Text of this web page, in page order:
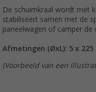
De schuimkraal wordt met
stabiliseert samen met de
paneelwagen of camper de
Afmetingen (ØxL): 5 x 225
(Voorbeeld van een